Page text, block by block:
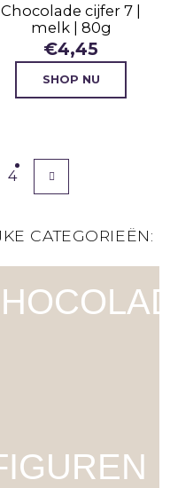
Chocolade cijfer 7 |
melk | 80g
€4,45
SHOP NU
4
CATEGORIEËN: